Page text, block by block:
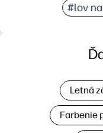
#lov
Letná
Farbenie